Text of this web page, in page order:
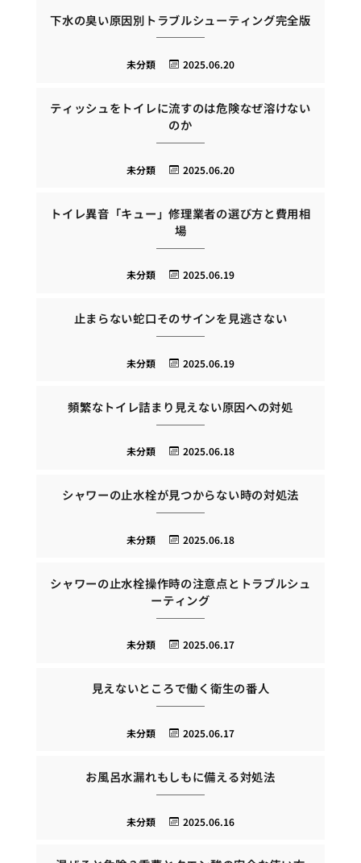
下水の臭い原因別トラブルシューティング完全版
2025.06.20
未分類
ティッシュをトイレに流すのは危険なぜ溶けない
のか
2025.06.20
未分類
トイレ異音「キュー」修理業者の選び方と費用相
場
2025.06.19
未分類
止まらない蛇口そのサインを見逃さない
2025.06.19
未分類
頻繁なトイレ詰まり見えない原因への対処
2025.06.18
未分類
シャワーの止水栓が見つからない時の対処法
2025.06.18
未分類
シャワーの止水栓操作時の注意点とトラブルシュ
ーティング
2025.06.17
未分類
見えないところで働く衛生の番人
2025.06.17
未分類
お風呂水漏れもしもに備える対処法
2025.06.16
未分類